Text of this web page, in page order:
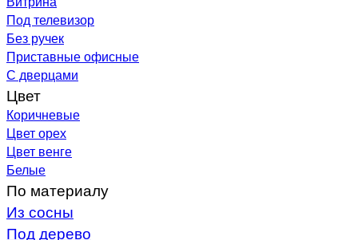
Под телевизор
Без ручек
Приставные офисные
С дверцами
Цвет
Коричневые
Цвет орех
Цвет венге
Белые
По материалу
Из сосны
Под дерево